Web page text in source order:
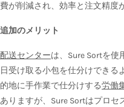
費が削減され、効率と注文精度
追加のメリット
配送センターは、Sure Sortを使
日受け取る小包を仕分けできる
的地に手作業で仕分けする労働
ありますが、Sure Sortはプロ